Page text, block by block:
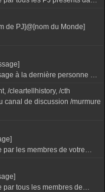
de PJ]@[nom du Monde]
originaire du Monde spécifié.
mention @[nom du Monde...
à la dernière personne qui
/cleartellhistory, /cth
canal de discussion /murmure
les membres de votre
discussion par défaut si...
par tous les membres de